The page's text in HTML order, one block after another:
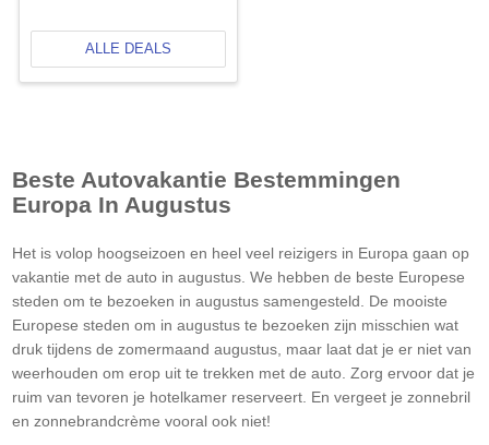
ALLE DEALS
Beste Autovakantie Bestemmingen
Europa In Augustus
Het is volop hoogseizoen en heel veel reizigers in Europa gaan op
vakantie met de auto in augustus. We hebben de beste Europese
steden om te bezoeken in augustus samengesteld. De mooiste
Europese steden om in augustus te bezoeken zijn misschien wat
druk tijdens de zomermaand augustus, maar laat dat je er niet van
weerhouden om erop uit te trekken met de auto. Zorg ervoor dat je
ruim van tevoren je hotelkamer reserveert. En vergeet je zonnebril
en zonnebrandcrème vooral ook niet!